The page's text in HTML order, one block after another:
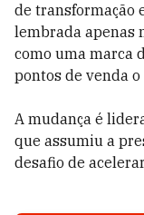
de transformação
lembrada apenas
como uma marca
pontos de venda
A mudança é
que assumiu a
desafio de